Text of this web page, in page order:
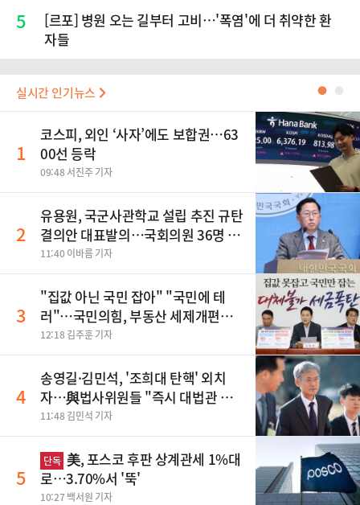
5
[르포] 병원 오는 길부터 고비…'폭염'에 더 취약한 환
자들
실시간 인기뉴스 ●
1
코스피, 외인 ‘사자’에도 보합권…63
00선 등락
09:48 서진주 기자
2
유용원, 국군사관학교 설립 추진 규탄
결의안 대표발의…국회의원 36명 동
참
11:40 이바름 기자
3
"집값 아닌 국민 잡아" "국민에 테
러"…국민의힘, 부동산 세제개편안
맹폭
12:18 김주훈 기자
4
송영길·김민석, '조희대 탄핵' 외치
자…與법사위원들 "즉시 대법관 제
청하라"
11:48 김민석 기자
5
단독 美, 포스코 후판 상계관세 1%대
로…3.70%서 '뚝'
10:27 백서원 기자